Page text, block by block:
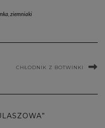
ziemniaki
CHŁODNIK Z BOTWINKI